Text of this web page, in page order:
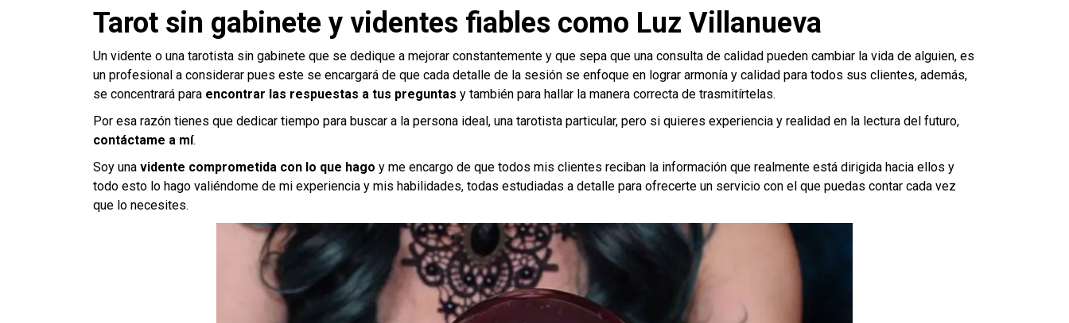
Tarot sin gabinete y videntes fiables como Luz Villanueva
Un vidente o una tarotista sin gabinete que se dedique a mejorar constantemente y que sepa que una consulta de calidad pueden cambiar la vida de alguien, es
un profesional a considerar pues este se encargará de que cada detalle de la sesión se enfoque en lograr armonía y calidad para todos sus clientes, además,
se concentrará para encontrar las respuestas a tus preguntas y también para hallar la manera correcta de trasmitírtelas.
Por esa razón tienes que dedicar tiempo para buscar a la persona ideal, una tarotista particular, pero si quieres experiencia y realidad en la lectura del futuro,
contáctame a mí.
Soy una vidente comprometida con lo que hago y me encargo de que todos mis clientes reciban la información que realmente está dirigida hacia ellos y
todo esto lo hago valiéndome de mi experiencia y mis habilidades, todas estudiadas a detalle para ofrecerte un servicio con el que puedas contar cada vez
que lo necesites.